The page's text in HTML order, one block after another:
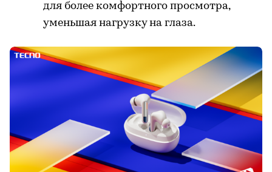
для более комфортного просмотра,
уменьшая нагрузку на глаза.